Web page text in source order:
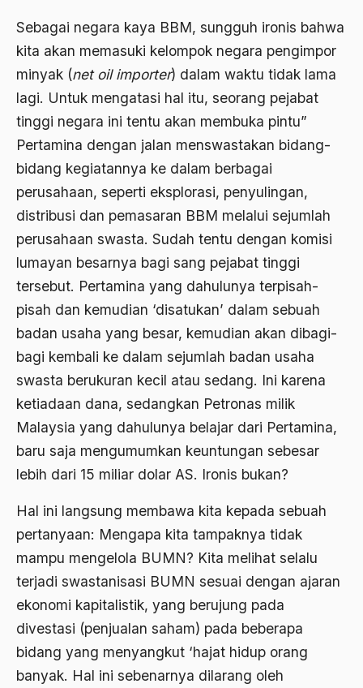
Sebagai negara kaya BBM, sungguh ironis bahwa
kita akan memasuki kelompok negara pengimpor
minyak (net oil importer) dalam waktu tidak lama
lagi. Untuk mengatasi hal itu, seorang pejabat
tinggi negara ini tentu akan membuka pintu”
Pertamina dengan jalan menswastakan bidang-
bidang kegiatannya ke dalam berbagai
perusahaan, seperti eksplorasi, penyulingan,
distribusi dan pemasaran BBM melalui sejumlah
perusahaan swasta. Sudah tentu dengan komisi
lumayan besarnya bagi sang pejabat tinggi
tersebut. Pertamina yang dahulunya terpisah-
pisah dan kemudian ‘disatukan’ dalam sebuah
badan usaha yang besar, kemudian akan dibagi-
bagi kembali ke dalam sejumlah badan usaha
swasta berukuran kecil atau sedang. Ini karena
ketiadaan dana, sedangkan Petronas milik
Malaysia yang dahulunya belajar dari Pertamina,
baru saja mengumumkan keuntungan sebesar
lebih dari 15 miliar dolar AS. Ironis bukan?
Hal ini langsung membawa kita kepada sebuah
pertanyaan: Mengapa kita tampaknya tidak
mampu mengelola BUMN? Kita melihat selalu
terjadi swastanisasi BUMN sesuai dengan ajaran
ekonomi kapitalistik, yang berujung pada
divestasi (penjualan saham) pada beberapa
bidang yang menyangkut ‘hajat hidup orang
banyak. Hal ini sebenarnya dilarang oleh
agama elitis
Agama Hukum
Agama Inovasi
Agama Islam
agama populer
Agama Terang
Agamawan
Agenda Nasional
Agraria
agraris
Agus Miftah
Ahimsa
ahli fikih
Ahli waris
ahlul sunnah wal jamaah
Ahlussunnah
Ahlussunnah Wal jamaah
Ahmad Benbella